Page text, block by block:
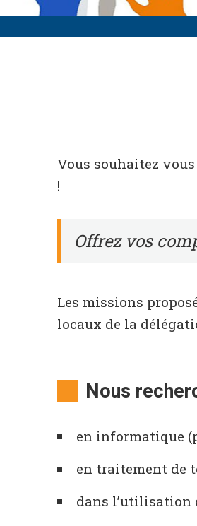
Vous souhaitez
!
Offrez vos
Les missions
locaux de la
Nous
en informatique
en traitement de
dans l’utilisation